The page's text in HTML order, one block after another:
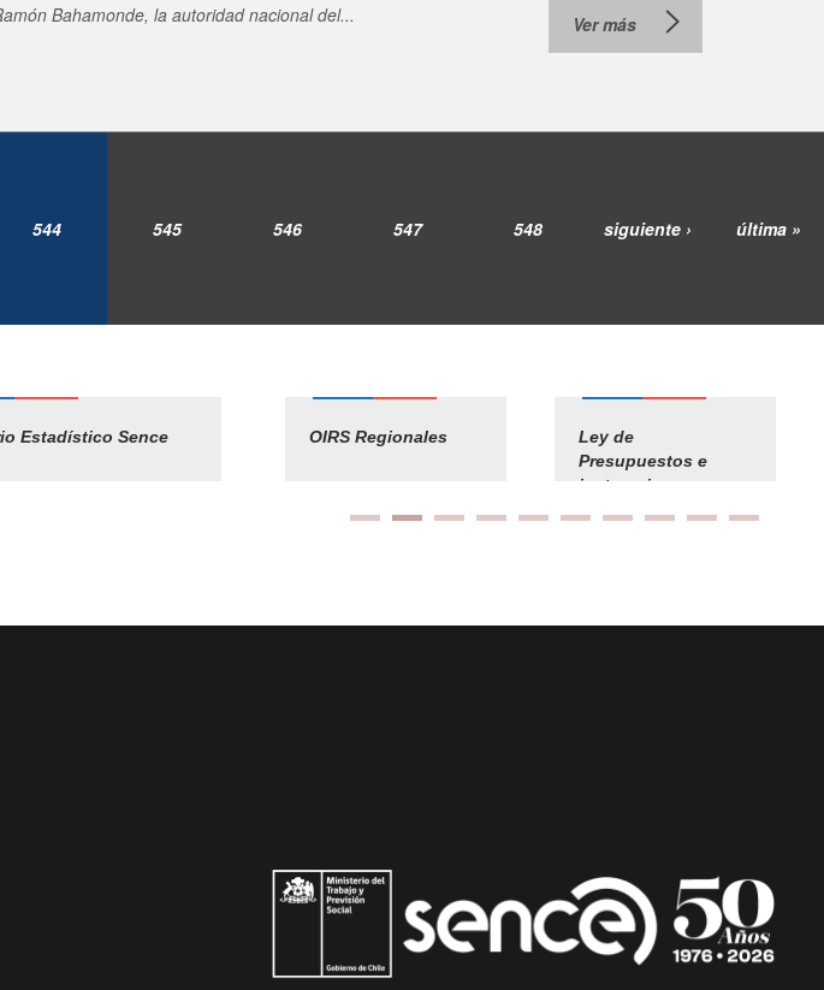
Bahamonde, la autoridad nacional del... Ver más
544 545 546 547 548 siguiente › última »
Estadístico Sence
Solicitud Audiencias
OIRS Regionales
Ley de
Presupuestos e
instrucciones